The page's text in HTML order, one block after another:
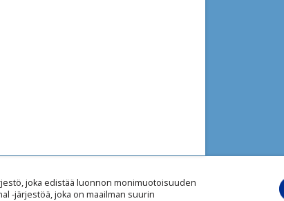
joka edistää luonnon monimuotoisuuden
-järjestöä, joka on maailman suurin